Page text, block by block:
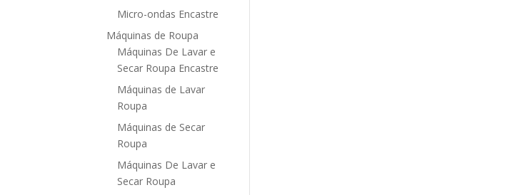
Micro-ondas Encastre
Máquinas de Roupa
Máquinas De Lavar e
Secar Roupa Encastre
Máquinas de Lavar
Roupa
Máquinas de Secar
Roupa
Máquinas De Lavar e
Secar Roupa